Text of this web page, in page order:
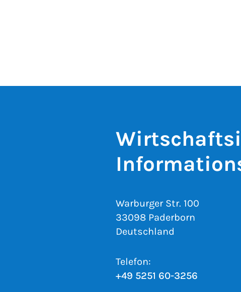
Warburger Str. 100
33098 Paderborn
Deutschland
Telefon:
+49 5251 60-3256